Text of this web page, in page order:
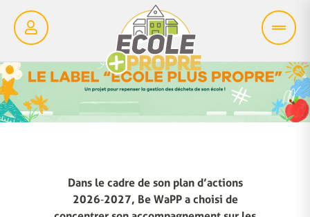
Dans le cadre de son plan d’actions
2026‑2027, Be WaPP a choisi de